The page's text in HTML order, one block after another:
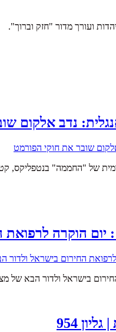
נדב אלקום
של "החממה" בנטפליקס,
הוקרה לרפואת
בישראל ולדור הבא של
954